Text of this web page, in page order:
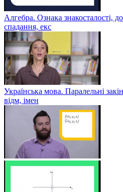
Алгебра. Ознака знакосталості,
спадання, екс
Українська мова. Паралельні
відм, імен